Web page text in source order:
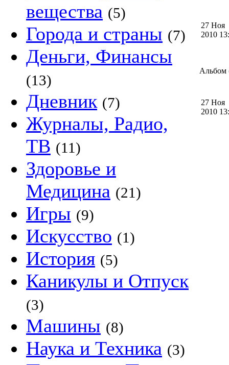
вещества (5)
Города и страны (7)
Деньги, Финансы
(13)
Дневник (7)
Журналы, Радио,
ТВ (11)
Здоровье и
Медицина (21)
Игры (9)
Искусство (1)
История (5)
Каникулы и Отпуск
(3)
Машины (8)
Наука и Техника (3)
27 Ноя
2010
Альбом
27 Ноя
2010